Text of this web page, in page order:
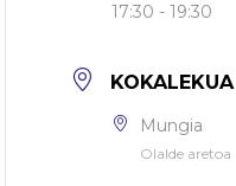
17:30 - 19:30
KOKALEKUA
Mungia
Olalde aretoa